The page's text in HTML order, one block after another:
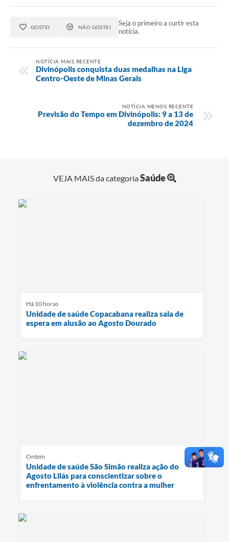
GOSTEI NÃO GOSTEI
Seja o primeiro a curtir esta
notícia.
NOTÍCIA MAIS RECENTE
Divinópolis conquista duas medalhas na Liga
Centro-Oeste de Minas Gerais
NOTÍCIA MENOS RECENTE
Previsão do Tempo em Divinópolis: 9 a 13 de
dezembro de 2024
VEJA MAIS da categoriaSaúde
Há 10 horas
Unidade de saúde Copacabana realiza sala de
espera em alusão ao Agosto Dourado
Ontem
Unidade de saúde São Simão realiza ação do
Agosto Lilás para conscientizar sobre o
enfrentamento à violência contra a mulher